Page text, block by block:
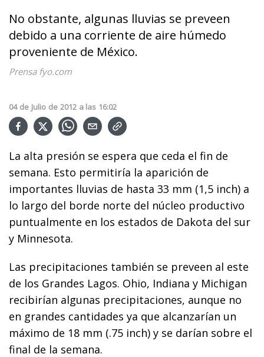
No obstante, algunas lluvias se preveen
debido a una corriente de aire húmedo
proveniente de México.
Prensa fyo.com
04 de Julio de 2012 a las 16:02
La alta presión se espera que ceda el fin de
semana. Esto permitiría la aparición de
importantes lluvias de hasta 33 mm (1,5 inch) a
lo largo del borde norte del núcleo productivo
puntualmente en los estados de Dakota del sur
y Minnesota.
Las precipitaciones también se preveen al este
de los Grandes Lagos. Ohio, Indiana y Michigan
recibirían algunas precipitaciones, aunque no
en grandes cantidades ya que alcanzarían un
máximo de 18 mm (.75 inch) y se darían sobre el
final de la semana.